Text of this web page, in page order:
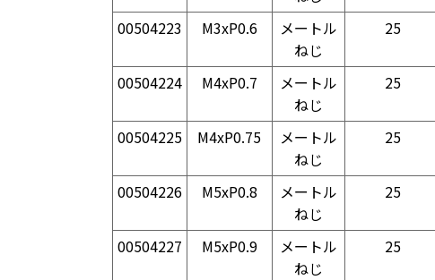
00504223 M3xP0.6
メートル
ねじ
25
00504224 M4xP0.7
メートル
ねじ
25
00504225 M4xP0.75
メートル
ねじ
25
00504226 M5xP0.8
メートル
ねじ
25
00504227 M5xP0.9
メートル
ねじ
25